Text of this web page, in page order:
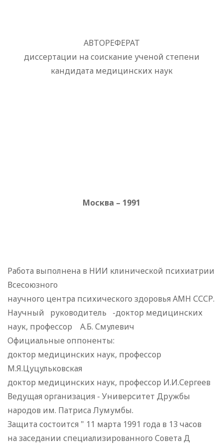
АВТОРЕФЕРАТ
диссертации на соискание ученой степени
кандидата медицинских наук
Москва – 1991
Работа выполнена в НИИ клинической психиатрии
Всесоюзного
научного центра психического здоровья АМН СССР.
Научный руководитель -доктор медицинских
наук, профессор А.Б. Смулевич
Официальные оппоненты:
доктор медицинских наук, профессор
М.Я.Цуцульковская
доктор медицинских наук, профессор И.И.Сергеев
Ведущая организация - Университет Дружбы
народов им. Патриса Лумумбы.
Защита состоится " 11 марта 1991 года в 13 часов
на заседании специализированного Совета Д